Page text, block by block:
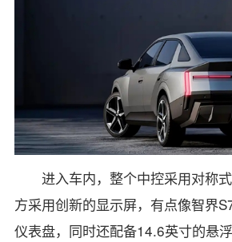
进入车内，整个中控采用对称
方采用创新的显示屏，有点像智界
仪表盘，同时还配备14.6英寸的悬